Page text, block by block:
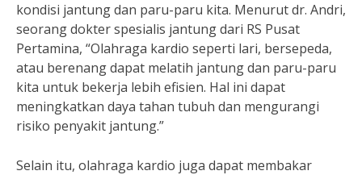
kondisi jantung dan paru-paru kita. Menurut dr. Andri,
seorang dokter spesialis jantung dari RS Pusat
Pertamina, “Olahraga kardio seperti lari, bersepeda,
atau berenang dapat melatih jantung dan paru-paru
kita untuk bekerja lebih efisien. Hal ini dapat
meningkatkan daya tahan tubuh dan mengurangi
risiko penyakit jantung.”
Selain itu, olahraga kardio juga dapat membakar